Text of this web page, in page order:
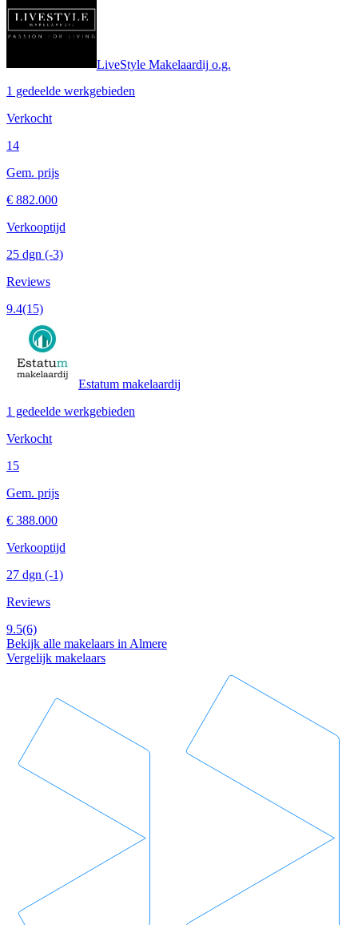
LiveStyle Makelaardij o.g.
1 gedeelde werkgebieden
Verkocht
14
Gem. prijs
€ 882.000
Verkooptijd
25 dgn (-3)
Reviews
9.4(15)
Estatum makelaardij
1 gedeelde werkgebieden
Verkocht
15
Gem. prijs
€ 388.000
Verkooptijd
27 dgn (-1)
Reviews
9.5(6)
Bekijk alle makelaars in Almere
Vergelijk makelaars